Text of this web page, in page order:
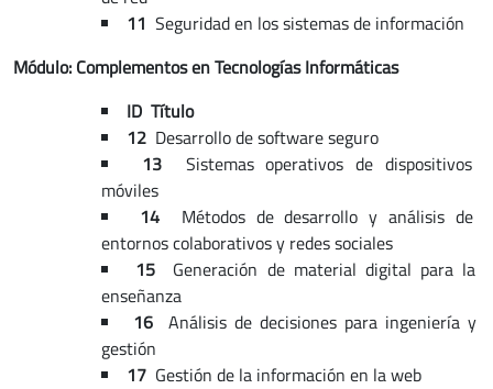
11 Seguridad en los sistemas de información
Módulo: Complementos en Tecnologías Informáticas
ID Título
12 Desarrollo de software seguro
13
Sistemas operativos de dispositivos
móviles
14Métodos de desarrollo y análisis de
entornos colaborativos y redes sociales
15
Generación de material digital para la
enseñanza
16 Análisis de decisiones para ingeniería y
gestión
17 Gestión de la información en la web